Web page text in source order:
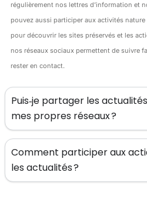
régulièrement nos lettres d’information et
pouvez aussi participer aux activités
pour découvrir les sites préservés et les
nos réseaux sociaux permettent de suivre
rester en contact.
Puis‑je partager les
mes propres réseaux ?
Comment participer aux
les actualités ?